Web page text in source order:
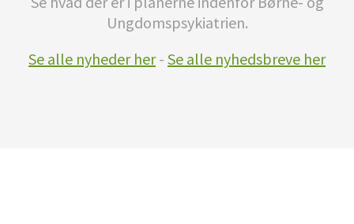
Ungdomspsykiatrien.
Se alle nyheder her- Se alle nyhedsbreve her